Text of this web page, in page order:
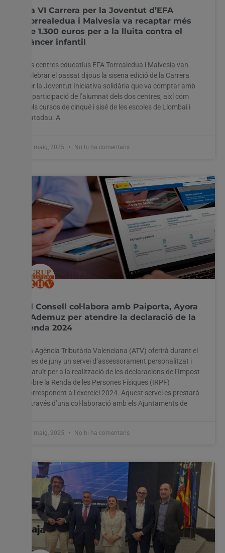
La VI Carrera per la Joventut d’EFA
Torrealedua i Malvesia va recaptar més
de 1.300 euros per a la lluita contra el
càncer infantil
Els centres educatius EFA Torrealedua i Malvesia van
celebrar el passat dijous la sisena edició de la Carrera
per la Joventut Iniciativa solidària que va comptar amb
la participació de l’alumnat dels dos centres, així com
dels cursos de cinqué i sisé de les escoles de Llombai i
Catadau. A
20 maig, 2025 No hi ha comentaris
El Consell col·labora amb Paiporta, Ayora
i Ademuz per atendre la declaració de la
renda 2024
La Agència Tributària Valenciana (ATV) oferirà durant el
mes de juny un servei d’assessorament personalitzat i
gratuït per a la realització de les declaracions de l’Impost
sobre la Renda de les Persones Físiques (IRPF)
corresponent a l’exercici 2024. Aquest servei es prestarà
a través d’una col·laboració amb els Ajuntaments de
20 maig, 2025 No hi ha comentaris